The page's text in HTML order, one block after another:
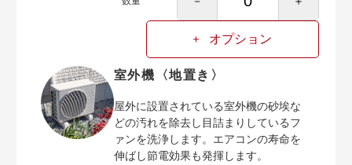
オプション
室外機〈地置き〉
屋外に設置されている室外機の砂埃な
どの汚れを除去し目詰まりしているフ
ァンを洗浄します。エアコンの寿命を
伸ばし節電効果も発揮します。